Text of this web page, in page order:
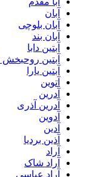
آبان
آبان بلوچی
آبان بند
آبتین دابا
آبتین روحبخش
آبتین یارا
آتوین
آدرین
آدرین آذری
آدوین
آدین
آذین بردیا
آراد
آراد شاک
آراد عباسی